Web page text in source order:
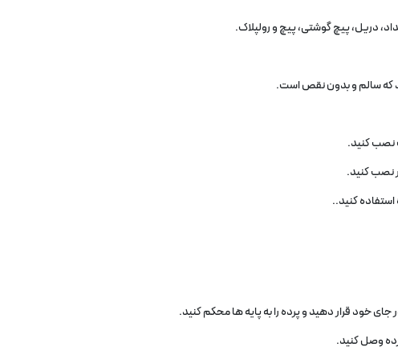
دریل، پیچ گوشتی، پیچ و رولپلاک.
که سالم و بدون نقص است.
نصب کنید.
نصب کنید.
کنید..
خود قرار دهید و پرده را به پایه‌ ها محکم کنید.
وصل کنید.